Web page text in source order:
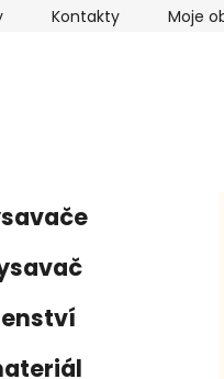
Kontakty Moje